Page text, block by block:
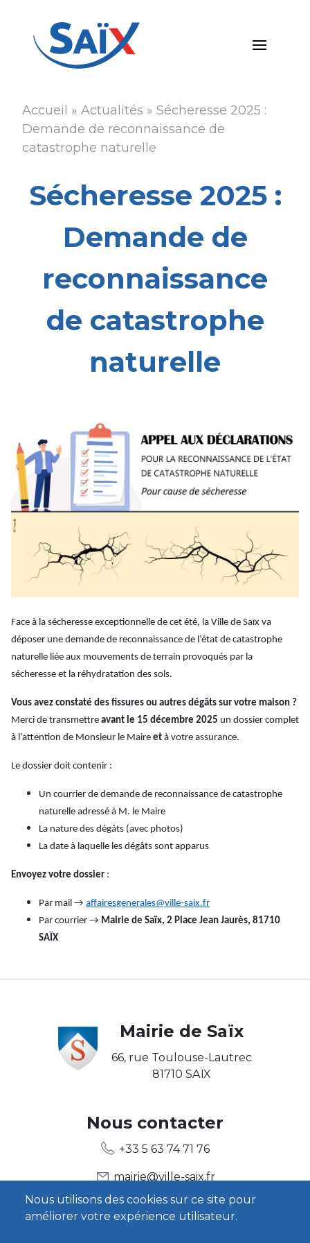
contenu
principal
d'Ariane
Accueil Actualités
Sécheresse 2025 :
Demande de reconnaissance de
catastrophe naturelle
Sécheresse 2025 :
Demande de
reconnaissance
de catastrophe
naturelle
Face à la sécheresse exceptionnelle de cet été, la Ville de Saïx va
déposer une demande de reconnaissance de l’état de catastrophe
naturelle liée aux mouvements de terrain provoqués par la
sécheresse et la réhydratation des sols.
Vous avez constaté des fissures ou autres dégâts sur votre maison ?
Merci de transmettre avant le 15 décembre 2025 un dossier complet
à l’attention de Monsieur le Maire et à votre assurance.
Le dossier doit contenir :
Un courrier de demande de reconnaissance de catastrophe
naturelle adressé à M. le Maire
La nature des dégâts (avec photos)
La date à laquelle les dégâts sont apparus
Envoyez votre dossier :
Par mail → affairesgenerales@ville‑saix.fr
Par courrier → Mairie de Saïx, 2 Place Jean Jaurès, 81710
SAÏX
Nous utilisons des cookies sur ce site pour
améliorer votre expérience utilisateur.
Mairie de Saïx
66, rue Toulouse-Lautrec
81710 SAÏX
Nous contacter
+33 5 63 74 71 76
mairie@ville-saix.fr
Body3 Heures d'ouverture